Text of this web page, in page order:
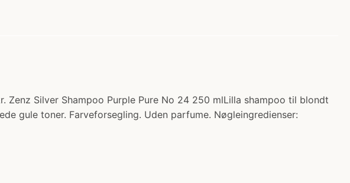
Zenz Silver Shampoo Purple Pure No 24 250 mlLilla shampoo til blondt
gule toner. Farveforsegling. Uden parfume. Nøgleingredienser: